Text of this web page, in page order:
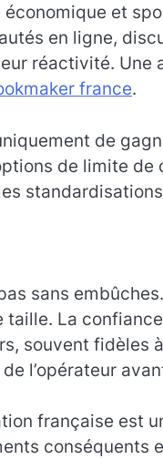
économique et
en ligne,
réactivité.
france.
de
de limite
sans
La
souvent fidèles
l’opérateur
française est
conséquents